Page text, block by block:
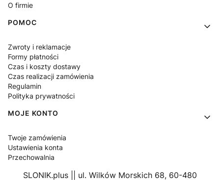
O firmie
POMOC
Zwroty i reklamacje
Formy płatności
Czas i koszty dostawy
Czas realizacji zamówienia
Regulamin
Polityka prywatności
MOJE KONTO
Twoje zamówienia
Ustawienia konta
Przechowalnia
SLONIK.plus || ul. Wilków Morskich 68, 60-480